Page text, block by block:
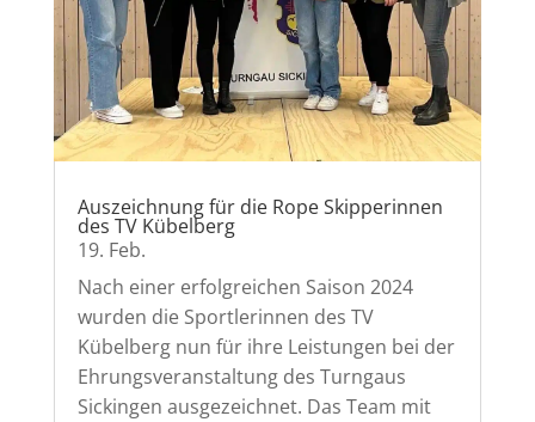
Auszeichnung für die Rope Skipperinnen
des TV Kübelberg
19. Feb.
Nach einer erfolgreichen Saison 2024
wurden die Sportlerinnen des TV
Kübelberg nun für ihre Leistungen bei der
Ehrungsveranstaltung des Turngaus
Sickingen ausgezeichnet. Das Team mit